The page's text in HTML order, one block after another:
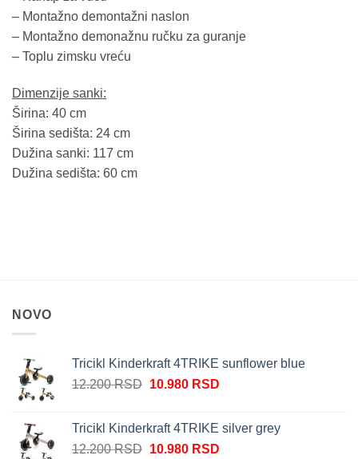
– Montažno demontažni naslon
– Montažno demonažnu ručku za guranje
– Toplu zimsku vreću
Dimenzije sanki:
Širina: 40 cm
Širina sedišta: 24 cm
Dužina sanki: 117 cm
Dužina sedišta: 60 cm
NOVO
Tricikl Kinderkraft 4TRIKE sunflower blue
12.200RSD Originalna
bila:
12.200 RSD.
10.980 RSDTrenutna
10.980 RSD.
Tricikl Kinderkraft 4TRIKE silver grey
12.200RSD Originalna
10.980 RSDTrenutna